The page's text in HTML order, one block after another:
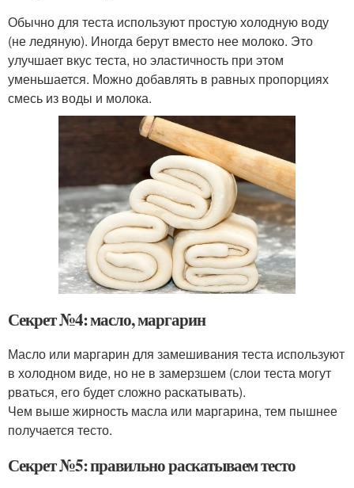
Обычно для теста используют простую холодную воду
(не ледяную). Иногда берут вместо нее молоко. Это
улучшает вкус теста, но эластичность при этом
уменьшается. Можно добавлять в равных пропорциях
смесь из воды и молока.
Секрет №4: масло, маргарин
Масло или маргарин для замешивания теста используют
в холодном виде, но не в замерзшем (слои теста могут
рваться, его будет сложно раскатывать).
Чем выше жирность масла или маргарина, тем пышнее
получается тесто.
Секрет №5: правильно раскатываем тесто